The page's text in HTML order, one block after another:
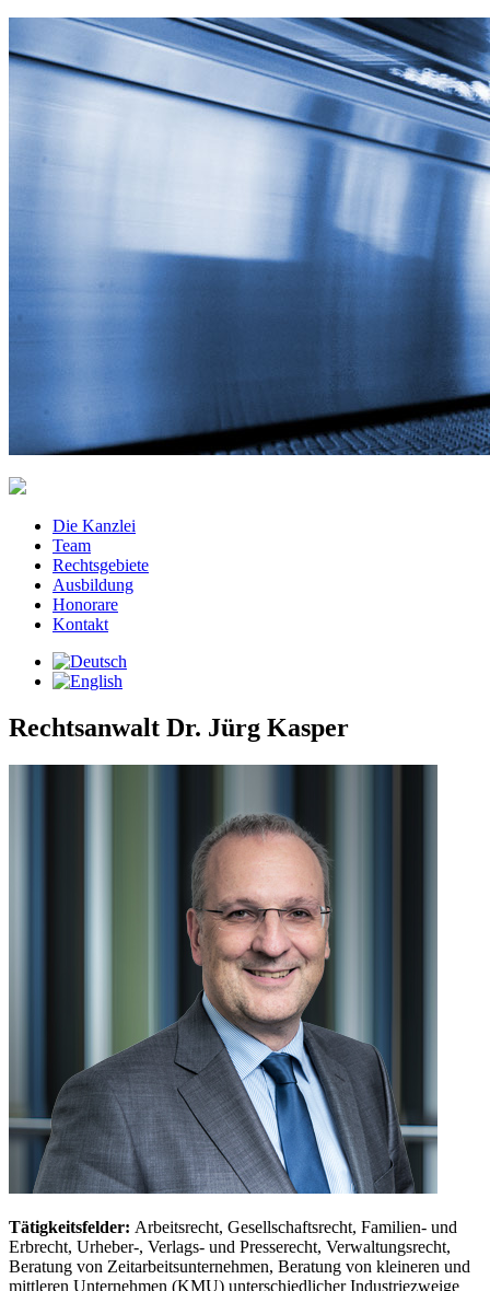
Die Kanzlei
Team
Rechtsgebiete
Ausbildung
Honorare
Kontakt
Rechtsanwalt Dr. Jürg Kasper
Tätigkeitsfelder: Arbeitsrecht, Gesellschaftsrecht, Familien- und
Erbrecht, Urheber-, Verlags- und Presserecht, Verwaltungsrecht,
Beratung von Zeitarbeitsunternehmen, Beratung von kleineren und
mittleren Unternehmen (KMU) unterschiedlicher Industriezweige